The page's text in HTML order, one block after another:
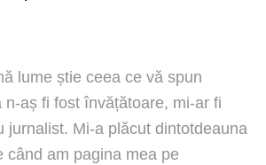
lume știe ceea ce vă spun
n-aș fi fost învățătoare, mi-ar fi
jurnalist. Mi-a plăcut dintotdeauna
când am pagina mea pe